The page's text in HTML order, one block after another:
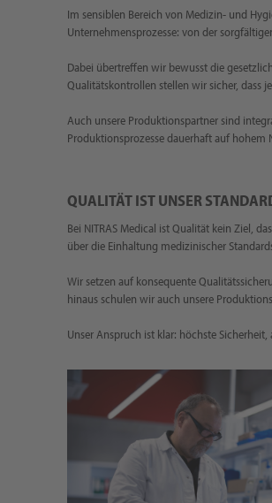
Im sensiblen Bereich von Medizin- und
Unternehmensprozesse: von der
Dabei übertreffen wir bewusst die
Qualitätskontrollen stellen wir sicher, dass
Auch unsere Produktionspartner sind
Produktionsprozesse dauerhaft auf hohem
QUALITÄT IST UNSER
Bei NITRAS Medical ist Qualität kein Ziel,
über die Einhaltung medizinischer
Wir setzen auf konsequente
hinaus schulen wir auch unsere
Unser Anspruch ist klar: höchste